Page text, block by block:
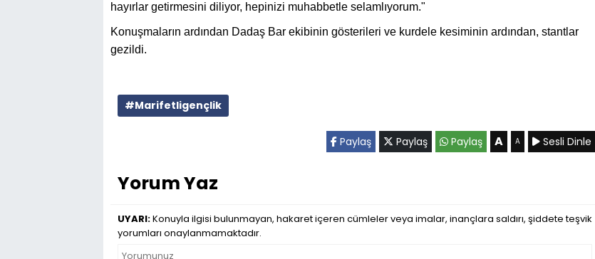
hayırlar getirmesini diliyor, hepinizi muhabbetle selamlıyorum."
Konuşmaların ardından Dadaş Bar ekibinin gösterileri ve kurdele kesiminin ardından, stantlar
gezildi.
#Marifetligençlik
Paylaş Paylaş Paylaş A A Sesli Dinle
Yorum Yaz
UYARI:Konuyla ilgisi bulunmayan, hakaret içeren cümleler veya imalar, inançlara saldırı, şiddete teşvik
yorumları onaylanmamaktadır.